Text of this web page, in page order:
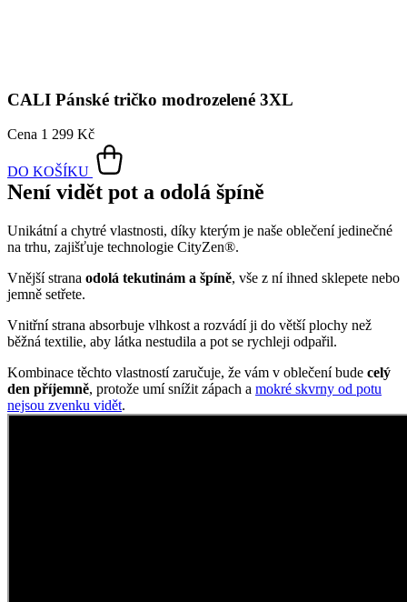
CALI Pánské tričko modrozelené 3XL
Cena 1 299 Kč
DO KOŠÍKU
Není vidět pot a odolá špíně
Unikátní a chytré vlastnosti, díky kterým je naše oblečení jedinečné
na trhu, zajišťuje technologie CityZen®.
Vnější strana odolá tekutinám a špíně, vše z ní ihned sklepete nebo
jemně setřete.
Vnitřní strana absorbuje vlhkost a rozvádí ji do větší plochy než
běžná textilie, aby látka nestudila a pot se rychleji odpařil.
Kombinace těchto vlastností zaručuje, že vám v oblečení bude celý
den příjemně, protože umí snížit zápach a mokré skvrny od potu
nejsou zvenku vidět.